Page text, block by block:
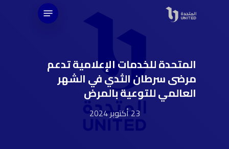
Menu
المتحدة للخدمات الإعلامية تدعم
مرضى سرطان الثدي في الشهر
العالمي للتوعية بالمرض
23 أكتوبر 2024